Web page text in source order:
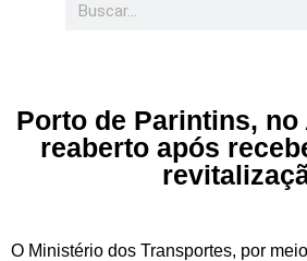
Porto de Parintins, no
reaberto após
O Ministério dos Transportes, por